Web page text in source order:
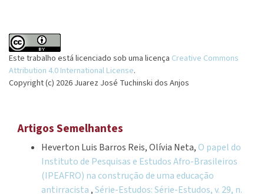
Este trabalho está licenciado sob uma licença Creative Commons
Attribution 4.0 International License.
Copyright (c) 2026 Juarez José Tuchinski dos Anjos
Artigos Semelhantes
Heverton Luis Barros Reis, Olívia Neta, O papel do
Instituto de Pesquisas e Estudos Afro-Brasileiros
(IPEAFRO) na construção de uma educação
antirracista ,Série-Estudos: Série-Estudos, v. 29, n.